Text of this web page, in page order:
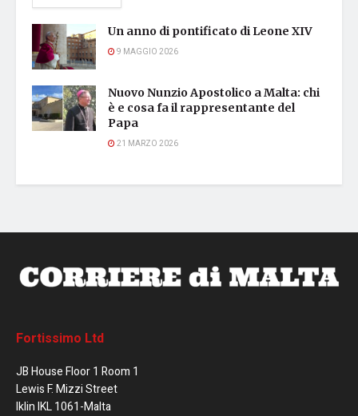
Un anno di pontificato di Leone XIV
9 MAGGIO 2026
Nuovo Nunzio Apostolico a Malta: chi
è e cosa fa il rappresentante del
Papa
21 MARZO 2026
Fortissimo Ltd
JB House Floor 1 Room 1
Lewis F. Mizzi Street
Iklin IKL 1061-Malta